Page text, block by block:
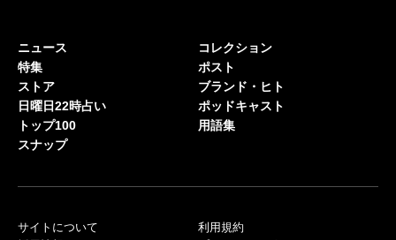
ニュース
特集
ストア
日曜日22時占い
トップ100
スナップ
コレクション
ポスト
ブランド・ヒト
ポッドキャスト
用語集
サイトについて
利用規約